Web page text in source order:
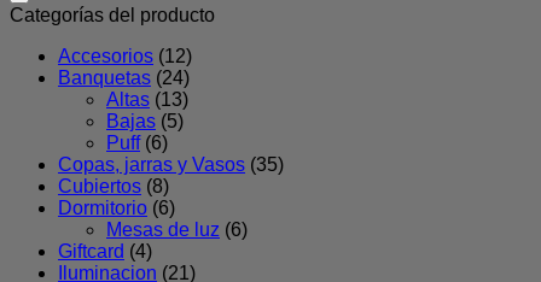
Categorías del producto
Accesorios (12)
Banquetas (24)
Altas (13)
Bajas (5)
Puff (6)
Copas, jarras y Vasos (35)
Cubiertos (8)
Dormitorio (6)
Mesas de luz (6)
Giftcard (4)
Iluminacion (21)